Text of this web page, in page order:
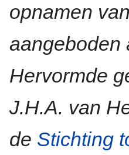
opnamen
aangeboden
Hervormde
J.H.A. van
de Stichting